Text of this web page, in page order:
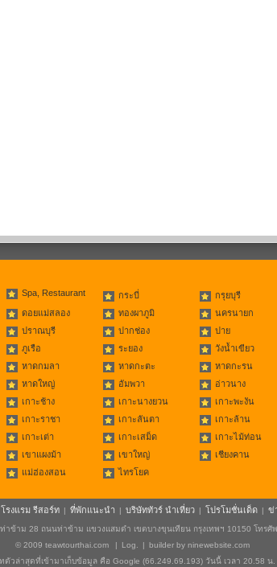
Spa, Restaurant กระบี่ กรุยบุรี
ดอยแม่สลอง ทองผาภูมิ นครนายก
ปราณบุรี ปากช่อง ปาย
ภูเรือ ระยอง วังน้ำเขียว
หาดกมลา หาดกะตะ หาดกะรน
หาดใหญ่ อัมพวา อ่าวนาง
เกาะช้าง เกาะนางยวน เกาะพะงัน
เกาะราชา เกาะลันตา เกาะล้าน
เกาะเต่า เกาะเสม็ด เกาะไม้ท่อน
เขาแผงม้า เขาใหญ่ เชียงคาน
แม่ฮ่องสอน ไทรโยค
รงแรม รีสอร์ท | ที่พักแนะนำ | บริษัททัวร์ นำเที่ยว | โปรโมชั่นเด็ด | ข่
าข้าม 28 ถนนท่าข้าม แขวงแสมดำ เขตบางขุนเทียน กรุงเทพฯ 10150 โทรศั
© 2009 teawtourthai.com | Log. | builder by ninewebsite.com
ตัวล่าสุดที่เข้ามาเก็บข้อมูล คือ Google (66.249.69.193) วันนี้ เวลา 20.58 น.